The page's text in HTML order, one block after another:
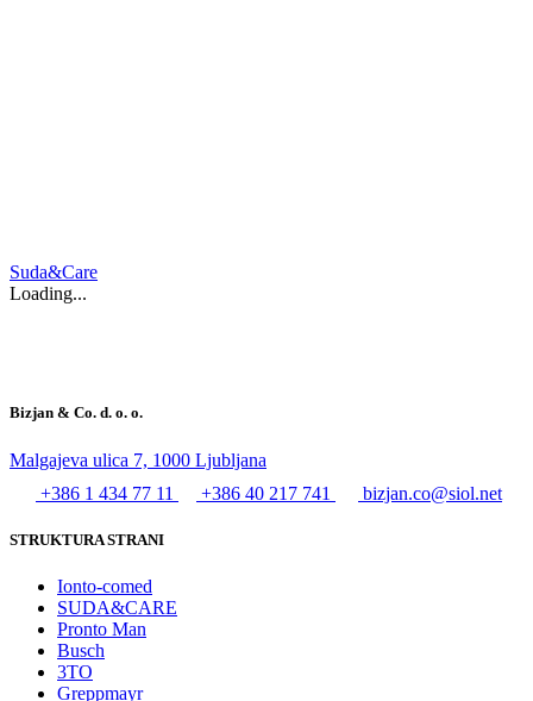
Suda&Care
Loading...
Bizjan & Co. d. o. o.
Malgajeva ulica 7, 1000 Ljubljana
+386 1 434 77 11
+386 40 217 741 bizjan.co@siol.net
STRUKTURA STRANI
Ionto-comed
SUDA&CARE
Pronto Man
Busch
3TO
Greppmayr